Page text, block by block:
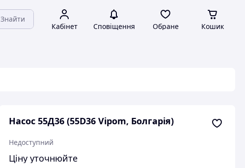
Знайти
Кабінет Сповіщення Обране Кошик
Насос 55Д36 (55D36 Vipom, Болгарія)
Недоступний
Ціну уточнюйте